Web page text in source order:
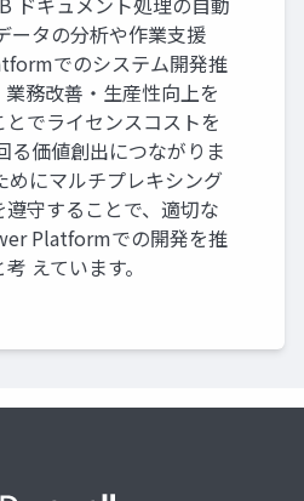
ータの分析や作業支援
でのシステム開発推
務改善・生産性向上を
とでライセンスコストを
る価値創出につながりま
めにマルチプレキシング
遵守することで、適切な
Platformでの開発を推
えています。